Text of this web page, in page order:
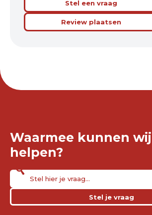
Stel een vraag
Review plaatsen
Waarmee kunnen
helpen?
Stel je vraag